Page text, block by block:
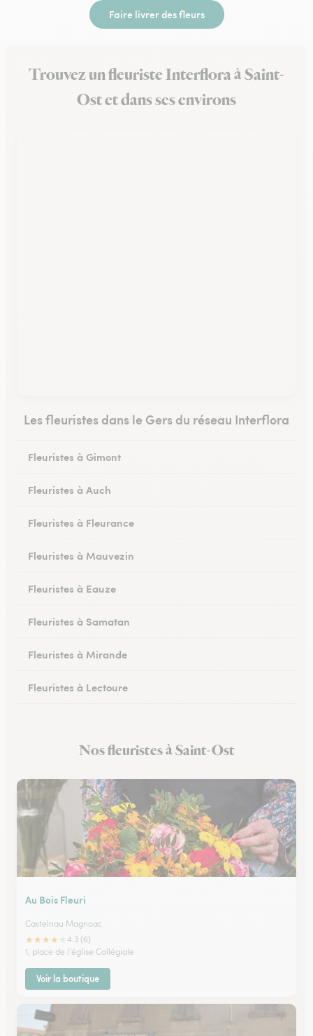
Faire livrer des fleurs
Trouvez un fleuriste Interflora à Saint-
Ost et dans ses environs
Les fleuristes dans le Gers du réseau Interflora
Fleuristes à Gimont
Fleuristes à Auch
Fleuristes à Fleurance
Fleuristes à Mauvezin
Fleuristes à Eauze
Fleuristes à Samatan
Fleuristes à Mirande
Fleuristes à Lectoure
Fleuristes à Saint-Clar
Nos fleuristes à Saint-Ost
Au Bois Fleuri
Castelnau Magnoac
★★★★
4.3 (6)
1, place de l'église Collégiale
Voir la boutique